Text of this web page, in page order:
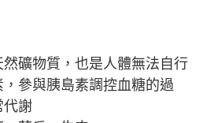
礦物質，也是人體無法自行
參與胰島素調控血糖的過
代謝